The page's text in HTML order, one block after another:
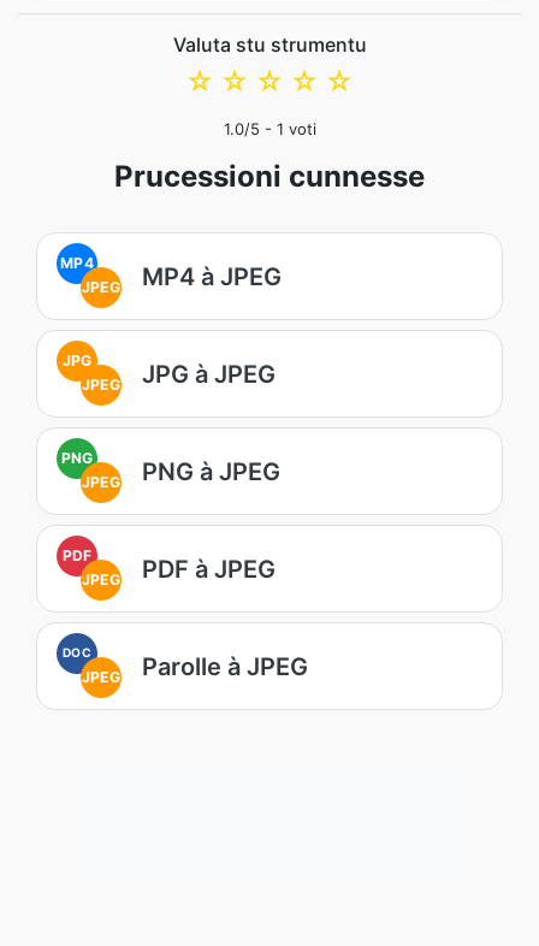
Valuta stu strumentu
☆
☆
☆
☆
☆
1.0/5 - 1 voti
Prucessioni cunnesse
MP4
JPEG
MP4 à JPEG
JPG
JPEG
JPG à JPEG
PNG
JPEG
PNG à JPEG
PDF
JPEG
PDF à JPEG
DOC
JPEG Parolle à JPEG